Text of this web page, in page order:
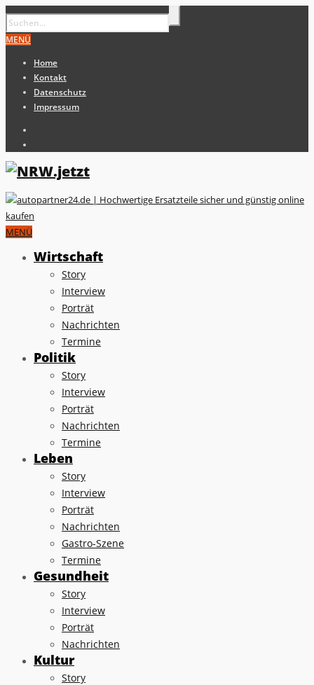
MENÜ
Home
Kontakt
Datenschutz
Impressum
MENÜ
Wirtschaft
Story
Interview
Porträt
Nachrichten
Termine
Politik
Story
Interview
Porträt
Nachrichten
Termine
Leben
Story
Interview
Porträt
Nachrichten
Gastro-Szene
Termine
Gesundheit
Story
Interview
Porträt
Nachrichten
Kultur
Story